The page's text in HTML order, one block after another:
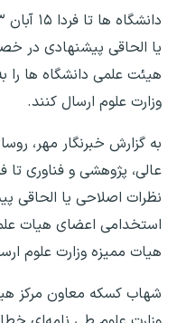
یا الحاقی پیشنهادی در
هیئت علمی دانشگاه ها را
وزارت علوم ارسال کنند.
به گزارش خبرنگار مهر،
نظرات اصلاحی یا الحاقی
استخدامی اعضای هیات
هیات ممیزه وزارت علوم
شهاب کسکه معاون مرکز